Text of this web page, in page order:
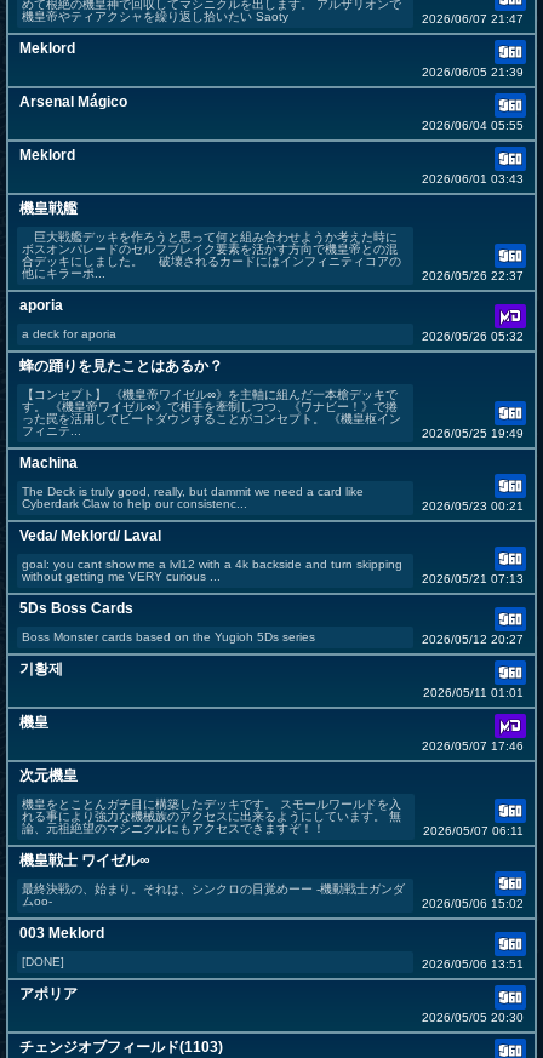
めて根絶の機皇神で回収してマシニクルを出します。 アルザリオンで
機皇帝やティアクシャを繰り返し拾いたい Saoty
2026/06/07 21:47
Meklord
2026/06/05 21:39
Arsenal Mágico
2026/06/04 05:55
Meklord
2026/06/01 03:43
機皇戦艦
巨大戦艦デッキを作ろうと思って何と組み合わせようか考えた時に
ボスオンパレードのセルフブレイク要素を活かす方向で機皇帝との混
合デッキにしました。 破壊されるカードにはインフィニティコアの
他にキラーポ...
2026/05/26 22:37
aporia
a deck for aporia 2026/05/26 05:32
蜂の踊りを見たことはあるか？
【コンセプト】 《機皇帝ワイゼル∞》を主軸に組んだ一本槍デッキで
す。 《機皇帝ワイゼル∞》で相手を牽制しつつ、《ワナビー！》で捲
った罠を活用してビートダウンすることがコンセプト。 《機皇枢イン
フィニテ...
2026/05/25 19:49
Machina
The Deck is truly good, really, but dammit we need a card like
Cyberdark Claw to help our consistenc...
2026/05/23 00:21
Veda/ Meklord/ Laval
goal: you cant show me a lvl12 with a 4k backside and turn skipping
without getting me VERY curious ...
2026/05/21 07:13
5Ds Boss Cards
Boss Monster cards based on the Yugioh 5Ds series 2026/05/12 20:27
기황제
2026/05/11 01:01
機皇
2026/05/07 17:46
次元機皇
機皇をとことんガチ目に構築したデッキです。 スモールワールドを入
れる事により強力な機械族のアクセスに出来るようにしています。 無
論、元祖絶望のマシニクルにもアクセスできますぞ！！
2026/05/07 06:11
機皇戦士 ワイゼル∞
最終決戦の、始まり。それは、シンクロの目覚めーー -機動戦士ガンダ
ムoo-
2026/05/06 15:02
003 Meklord
[DONE] 2026/05/06 13:51
アポリア
2026/05/05 20:30
チェンジオブフィールド(1103)